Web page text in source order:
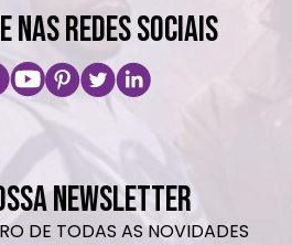
NAS REDES SOCIAIS
NEWSLETTER
DE TODAS AS NOVIDADES